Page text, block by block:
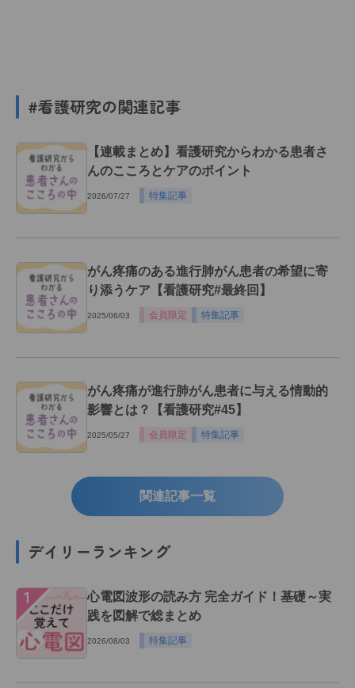
#看護研究の関連記事
【連載まとめ】看護研究からわかる患者さ
んのこころとケアのポイント
2026/07/27 特集記事
がん疼痛のある進行肺がん患者の希望に寄
り添うケア【看護研究#最終回】
2025/06/03 会員限定 特集記事
がん疼痛が進行肺がん患者に与える情動的
影響とは？【看護研究#45】
2025/05/27 会員限定 特集記事
関連記事一覧
デイリーランキング
１
心電図波形の読み方 完全ガイド！基礎～実
践を図解で総まとめ
2026/08/03 特集記事